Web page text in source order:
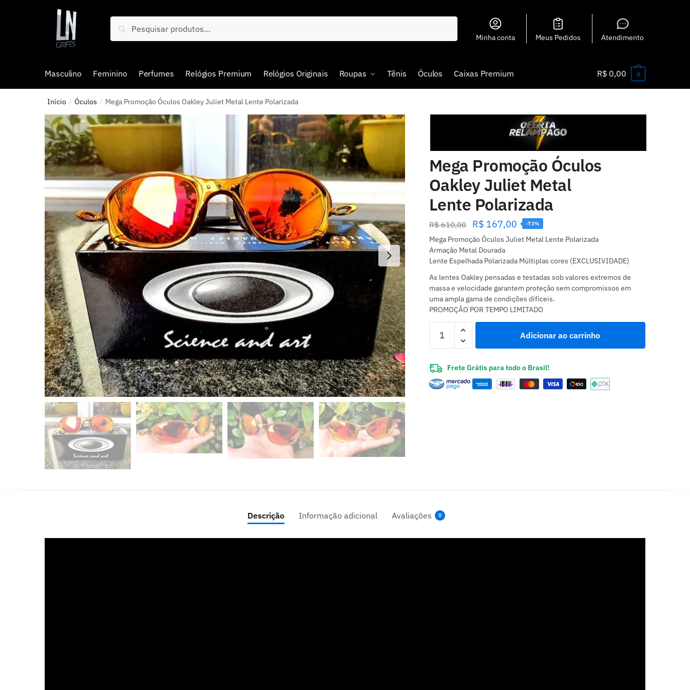
Pesquisar
Minha conta Meus Pedidos Atendimento
Masculino Feminino Perfumes Relógios Premium Relógios Originais Roupas Tênis Óculos Caixas Premium R$ 0,00 0
Início / Óculos / Mega Promoção Óculos Oakley Juliet Metal Lente Polarizada
Mega Promoção Óculos
Oakley Juliet Metal
Lente Polarizada
R$610,00 R$ 167,00 -73%
Mega Promoção Óculos Juliet Metal Lente Polarizada
Armação Metal Dourada
Lente Espelhada Polarizada Múltiplas cores (EXCLUSIVIDADE)
As lentes Oakley pensadas e testadas sob valores extremos de
massa e velocidade garantem proteção sem compromissos em
uma ampla gama de condições difíceis.
PROMOÇÃO POR TEMPO LIMITADO
Adicionar ao carrinho
Frete Grátis para todo o Brasil!
Descrição Informação adicional Avaliações 0